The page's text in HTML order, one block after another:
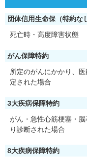
団体信用生命保（特約な
死亡時・高度障害状態
がん保障特約
所定のがんにかかり、
定された場合
3大疾病保障特約
がん・急性心筋梗塞・脳
り診断された場合
8大疾病保障特約